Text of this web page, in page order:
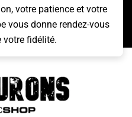
votre patience et votre
vous donne rendez-vous
votre fidélité.